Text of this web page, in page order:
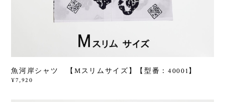
魚河岸シャツ 【Mスリムサイズ】【型番：40001】
¥7,920